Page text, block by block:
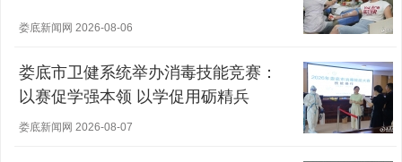
娄底新闻网 2026-08-06
娄底市卫健系统举办消毒技能竞赛：
以赛促学强本领 以学促用砺精兵
娄底新闻网 2026-08-07